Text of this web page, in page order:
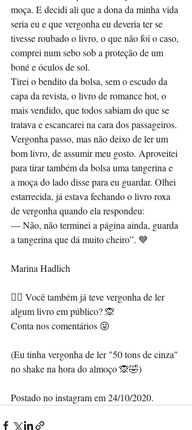
moça. E decidi ali que a dona da minha vida
seria eu e que vergonha eu deveria ter se
tivesse roubado o livro, o que não foi o caso,
comprei num sebo sob a proteção de um
boné e óculos de sol.
Tirei o bendito da bolsa, sem o escudo da
capa da revista, o livro de romance hot, o
mais vendido, que todos sabiam do que se
tratava e escancarei na cara dos passageiros.
Vergonha passo, mas não deixo de ler um
bom livro, de assumir meu gosto. Aproveitei
para tirar também da bolsa uma tangerina e
a moça do lado disse para eu guardar. Olhei
estarrecida, já estava fechando o livro roxa
de vergonha quando ela respondeu:
— Não, não terminei a página ainda, guarda
a tangerina que dá muito cheiro”. 💙
Marina Hadlich
👉🏼 Você também já teve vergonha de ler
algum livro em público? 🙊
Conta nos comentários 😜
(Eu tinha vergonha de ler "50 tons de cinza"
no shake na hora do almoço 🙊🤣)
Postado no instagram em 24/10/2020.